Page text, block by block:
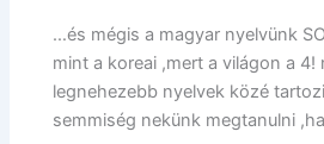
…és mégis a magyar nyelvünk
mint a koreai ,mert a világon a 4!
legnehezebb nyelvek közé
semmiség nekünk megtanulni